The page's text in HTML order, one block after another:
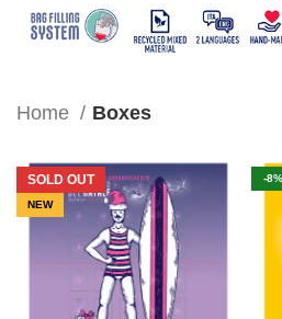
Home Boxes
SOLD OUT
NEW
-8%